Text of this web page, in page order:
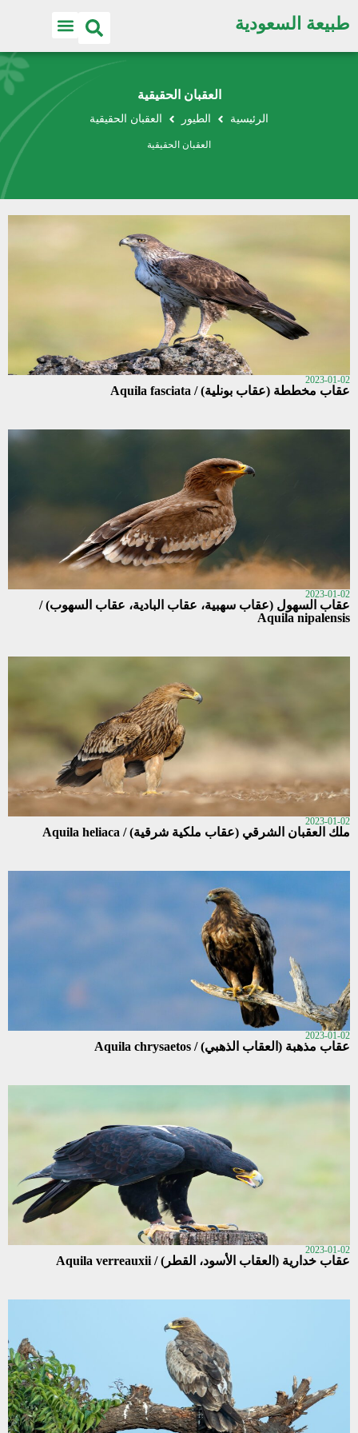
طبيعة السعودية
العقبان الحقيقية
الرئيسية الطيور العقبان الحقيقية
العقبان الحقيقية
2023-01-02
عقاب مخططة (عقاب بونلية) / Aquila fasciata
2023-01-02
عقاب السهول (عقاب سهبية، عقاب البادية، عقاب السهوب) /
Aquila nipalensis
2023-01-02
ملك العقبان الشرقي (عقاب ملكية شرقية) / Aquila heliaca
2023-01-02
عقاب مذهبة (العقاب الذهبي) / Aquila chrysaetos
2023-01-02
عقاب خدارية (العقاب الأسود، القطر) / Aquila verreauxii